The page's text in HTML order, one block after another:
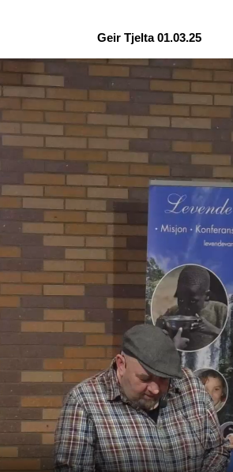
Geir Tjelta 01.03.25